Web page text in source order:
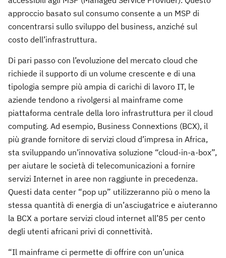
approccio basato sul consumo consente a un MSP di
concentrarsi sullo sviluppo del business, anziché sul
costo dell’infrastruttura.
Di pari passo con l’evoluzione del mercato cloud che
richiede il supporto di un volume crescente e di una
tipologia sempre più ampia di carichi di lavoro IT, le
aziende tendono a rivolgersi al mainframe come
piattaforma centrale della loro infrastruttura per il cloud
computing. Ad esempio, Business Connextions (BCX), il
più grande fornitore di servizi cloud d’impresa in Africa,
sta sviluppando un’innovativa soluzione “cloud-in-a-box”,
per aiutare le società di telecomunicazioni a fornire
servizi Internet in aree non raggiunte in precedenza.
Questi data center “pop up” utilizzeranno più o meno la
stessa quantità di energia di un’asciugatrice e aiuteranno
la BCX a portare servizi cloud internet all’85 per cento
degli utenti africani privi di connettività.
“Il mainframe ci permette di offrire con un’unica